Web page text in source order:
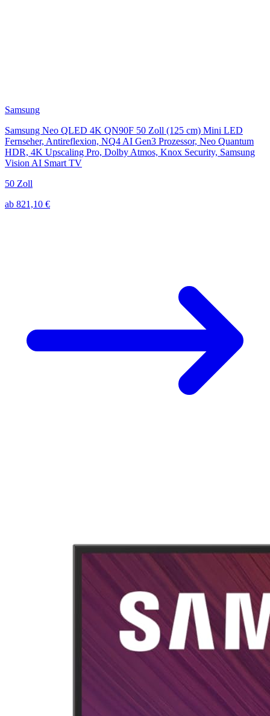
Samsung
Samsung Neo QLED 4K QN90F 50 Zoll (125 cm) Mini LED
Fernseher, Antireflexion, NQ4 AI Gen3 Prozessor, Neo Quantum
HDR, 4K Upscaling Pro, Dolby Atmos, Knox Security, Samsung
Vision AI Smart TV
50 Zoll
ab 821,10 €